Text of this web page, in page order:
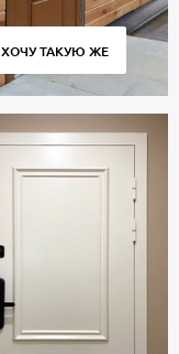
ХОЧУ ТАКУЮ ЖЕ